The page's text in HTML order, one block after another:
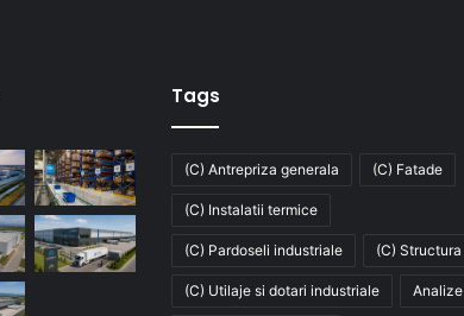
Tags
(C) Antrepriza generala (C) Fatade
(C) Instalatii termice
(C) Pardoseli industriale (C) Structura
(C) Utilaje si dotari industriale Analize